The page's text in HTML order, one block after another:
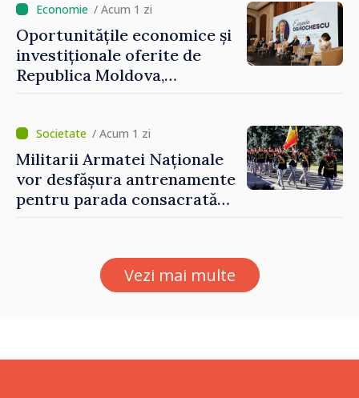
/ Acum 1 zi
Oportunitățile economice și
investiționale oferite de
Republica Moldova,
Forumul Diasporei
/ Acum 1 zi
Militarii Armatei Naționale
vor desfășura antrenamente
pentru parada consacrată
Vezi mai multe